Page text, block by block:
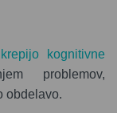
kognitivne
problemov,
obdelavo.